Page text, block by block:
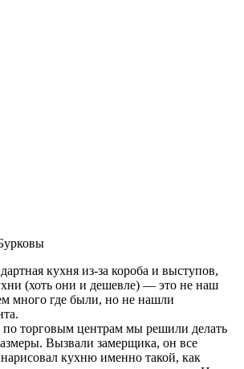
кухня из-за короба и выступов,
(хоть они и дешевле) — это не наш
много где были, но не нашли
по торговым центрам мы решили делать
Вызвали замерщика, он все
кухню именно такой, как